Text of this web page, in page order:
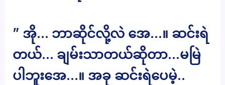
” အို… ဘာဆိုင်လို့လဲ အေ…။ ဆင်းရဲ
တယ်… ချမ်းသာတယ်ဆိုတာ…မမြဲ
ပါဘူးအေ…။ အခု ဆင်းရဲပေမဲ့..